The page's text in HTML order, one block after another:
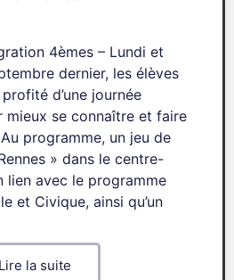
4èmes – Lundi et
dernier, les élèves
d’une journée
mieux se connaître et faire
programme, un jeu de
» dans le centre-
lien avec le programme
et Civique, ainsi qu’un
Lire la suite